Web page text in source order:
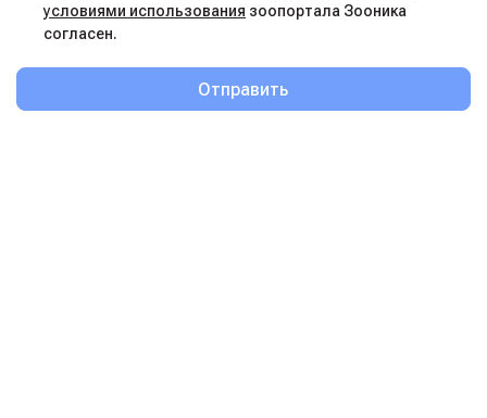
условиями использования зоопортала Зооника
согласен.
Отправить